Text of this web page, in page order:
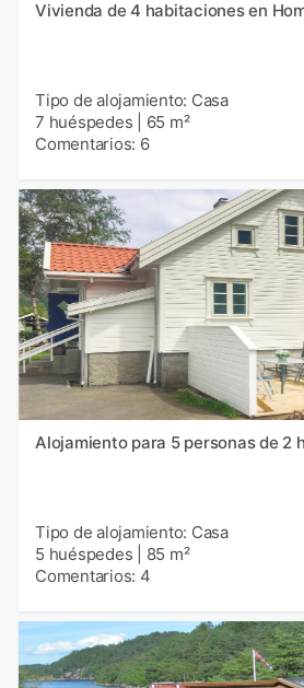
Vivienda de 4 habitaciones en
Tipo de alojamiento: Casa
7 huéspedes
65 m²
Comentarios: 6
Alojamiento para 5 personas de 2
Tipo de alojamiento: Casa
5 huéspedes
85 m²
Comentarios: 4